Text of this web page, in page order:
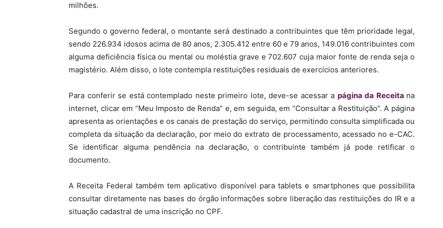
milhões.
Segundo o governo federal, o montante será destinado a contribuintes que têm prioridade legal,
sendo 226.934 idosos acima de 80 anos, 2.305.412 entre 60 e 79 anos, 149.016 contribuintes com
alguma deficiência física ou mental ou moléstia grave e 702.607 cuja maior fonte de renda seja o
magistério. Além disso, o lote contempla restituições residuais de exercícios anteriores.
Para conferir se está contemplado neste primeiro lote, deve-se acessar a página da Receita na
internet, clicar em “Meu Imposto de Renda” e, em seguida, em “Consultar a Restituição”. A página
apresenta as orientações e os canais de prestação do serviço, permitindo consulta simplificada ou
completa da situação da declaração, por meio do extrato de processamento, acessado no e-CAC.
Se identificar alguma pendência na declaração, o contribuinte também já pode retificar o
documento.
A Receita Federal também tem aplicativo disponível para tablets e smartphones que possibilita
consultar diretamente nas bases do órgão informações sobre liberação das restituições do IR e a
situação cadastral de uma inscrição no CPF.